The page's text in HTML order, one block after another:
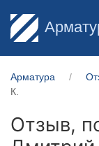
Арматура
К.
Отзыв,